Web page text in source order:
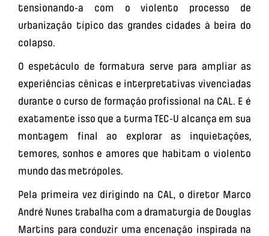
tensionando-a com o violento processo de
urbanização típico das grandes cidades à beira do
colapso.
O espetáculo de formatura serve para ampliar as
experiências cênicas e interpretativas vivenciadas
durante o curso de formação profissional na CAL. E é
exatamente isso que a turma TEC-U alcança em sua
montagem final ao explorar as inquietações,
temores, sonhos e amores que habitam o violento
mundo das metrópoles.
Pela primeira vez dirigindo na CAL, o diretor Marco
André Nunes trabalha com a dramaturgia de Douglas
Martins para conduzir uma encenação inspirada na